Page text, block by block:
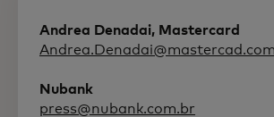
Andrea Denadai, Mastercard
Andrea.Denadai@mastercad.com
Nubank
press@nubank.com.br